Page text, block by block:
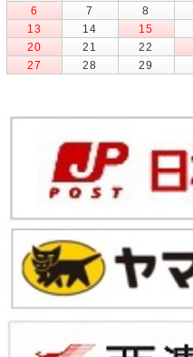
6
7 8
13
14 15
20
21 22
27
28 29